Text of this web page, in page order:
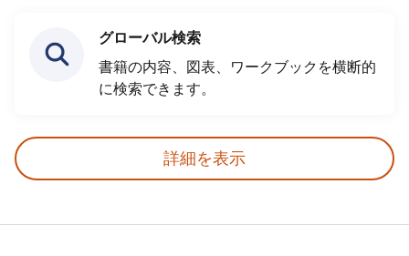
グローバル検索
書籍の内容、図表、ワークブックを横断的
に検索できます。
詳細を表示